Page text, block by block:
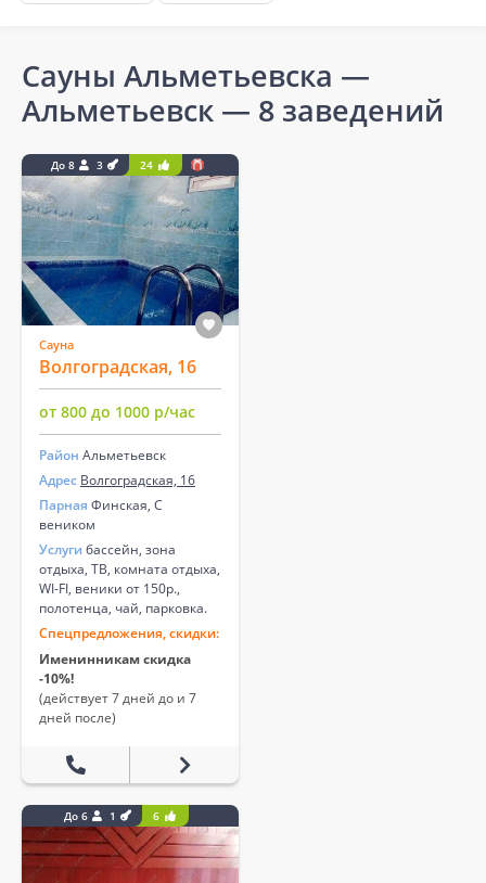
Сауны Альметьевска —
Альметьевск — 8 заведений
До 8 3 24
Сауна
Волгоградская, 16
от 800 до 1000 р/час
Район Альметьевск
Адрес Волгоградская, 16
Парная Финская, С
веником
Услуги бассейн, зона
отдыха, ТВ, комната отдыха,
WI-FI, веники от 150р.,
полотенца, чай, парковка.
Спецпредложения, скидки:
Именинникам скидка
-10%!
(действует 7 дней до и 7
дней после)
До 6 1 6